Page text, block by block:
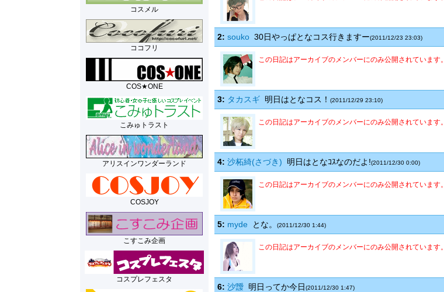
コスメル
ココフリ
COS★ONE
こみゅトラスト
アリスインワンダーランド
COSJOY
こすこみ企画
コスプレフェスタ
2: souko 30日やっぱとなコス行きますー(2011/12/23 23:03)
この日記はアーカイブのメンバーにのみ公開されています。
3: タカスギ 明日はとなコス！ (2011/12/29 23:10)
この日記はアーカイブのメンバーにのみ公開されています。
4: 沙柘綺(さづき) 明日はとなｺｽなのだよ!(2011/12/30 0:00)
この日記はアーカイブのメンバーにのみ公開されています。
5: myde とな。 (2011/12/30 1:44)
この日記はアーカイブのメンバーにのみ公開されています。
6: 沙靉 明日ってか今日(2011/12/30 1:47)